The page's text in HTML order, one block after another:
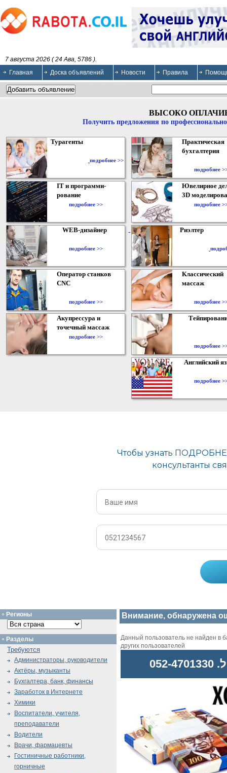
7 августа 2026 ( 24 Ава, 5786 ).
Главная
Доска объявлений Новости Правила
ВЫСОКО
Получить предложения по
Турагенты
подробнее >>
Практическая
бухгалтерия
подробнее
IT и программи-
рование
подробнее >>
Ювелирное
3D
подробнее
WEB-дизайнер
подробнее >>
Риэлтер
Оператор станков
CNC
подробнее >>
Классический
массаж
подробнее
Акупрессура и
точечный массаж
подробнее >>
подробнее
Английский
подробнее
Внимание, обнаружена
Данный пользователь не найден в
других пользователей
Регионы
Разделы
Требуются
Администраторы, руководители
Актёры, музыканты
Бухгалтера, банк, финансы
Заработок в Интернете
Химики
Воспитатели, учителя,
преподаватели
Водители
Врачи, фармацевты
Гостиничные работники,
горничные